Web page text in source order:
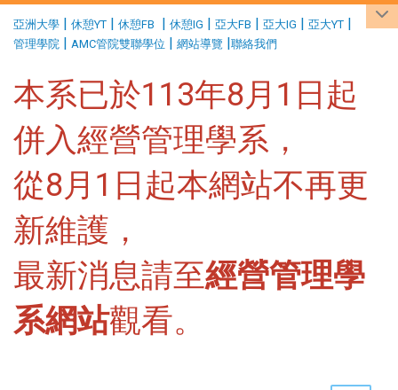
亞洲大學 | 休憩YT | 休憩FB | 休憩IG | 亞大FB | 亞大IG | 亞大YT |
管理學院 | AMC管院雙聯學位 | 網站導覽 |聯絡我們
本系已於113年8月1日起
併入經營管理學系，
從8月1日起本網站不再更
新維護，
最新消息請至經營管理學
系網站觀看。